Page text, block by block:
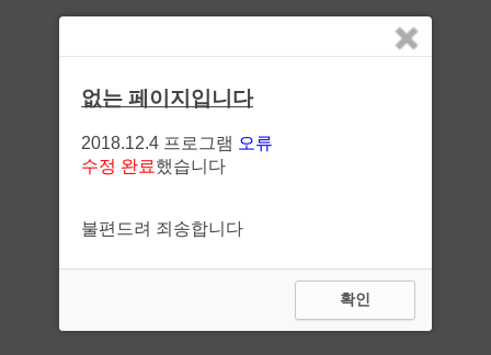
없는 페이지입니다
2018.12.4 프로그램 오류
수정 완료했습니다
불편드려 죄송합니다
확인